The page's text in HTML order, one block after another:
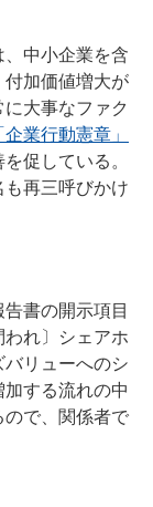
中小企業を含
加価値増大が
大事なファク
企業行動憲章」
促している。
も再三呼びかけ
書の開示項目
れ〕シェアホ
リューへのシ
する流れの中
ので、関係者で